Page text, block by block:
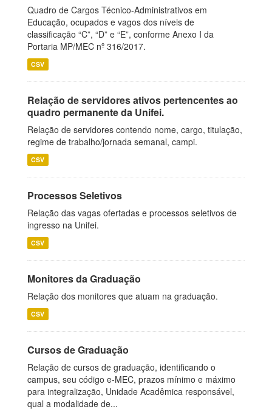
Quadro de Cargos Técnico-Administrativos em
Educação, ocupados e vagos dos níveis de
classificação “C”, “D” e “E”, conforme Anexo I da
Portaria MP/MEC nº 316/2017.
CSV
Relação de servidores ativos pertencentes ao
quadro permanente da Unifei.
Relação de servidores contendo nome, cargo, titulação,
regime de trabalho/jornada semanal, campi.
CSV
Processos Seletivos
Relação das vagas ofertadas e processos seletivos de
ingresso na Unifei.
CSV
Monitores da Graduação
Relação dos monitores que atuam na graduação.
CSV
Cursos de Graduação
Relação de cursos de graduação, identificando o
campus, seu código e-MEC, prazos mínimo e máximo
para integralização, Unidade Acadêmica responsável,
qual a modalidade de...